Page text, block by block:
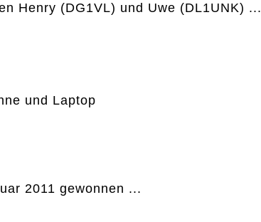
Henry (DG1VL) und Uwe (DL1UNK) ...
und Laptop
2011 gewonnen ...